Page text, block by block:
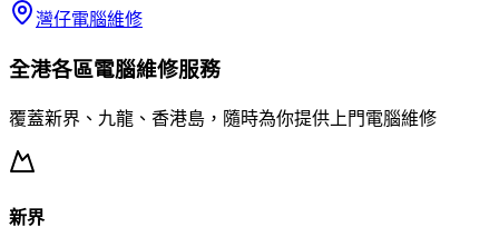
灣仔電腦維修
全港各區電腦維修服務
覆蓋新界、九龍、香港島，隨時為你提供上門電腦維修
新界